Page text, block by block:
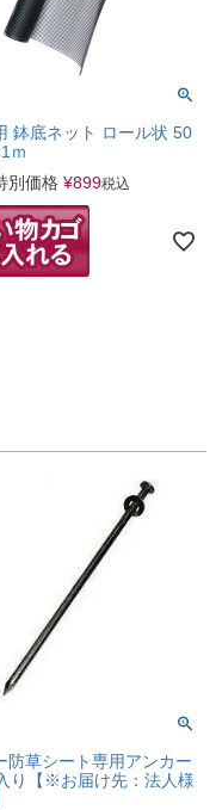
鉢底ネット ロール状 50
ｍ
別価格 ¥899税込
防草シート専用アンカー
り【※お届け先：法人様